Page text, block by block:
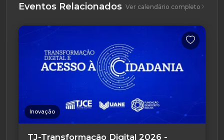
Eventos Relacionados Ver calendário completo
Inovação
TJ-Transformação Digital 2026 -